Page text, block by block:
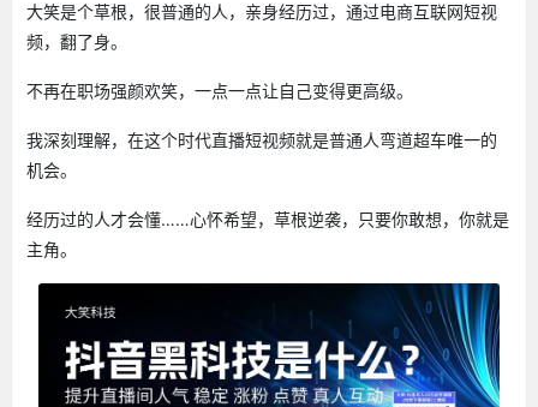
大笑是个草根，很普通的人，亲身经历过，通过电商互联网短视
频，翻了身。
不再在职场强颜欢笑，一点一点让自己变得更高级。
我深刻理解，在这个时代直播短视频就是普通人弯道超车唯一的
机会。
经历过的人才会懂……心怀希望，草根逆袭，只要你敢想，你就是
主角。